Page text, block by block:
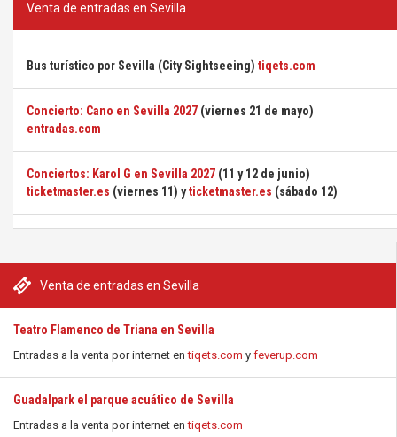
Venta de entradas en Sevilla
Teatro Flamenco de Triana en Sevilla
Entradas a la venta por internet entiqets.com y feverup.com
Guadalpark el parque acuático de Sevilla
Entradas a la venta por internet entiqets.com
Venta de entradas en Sevilla
Bus turístico por Sevilla (City Sightseeing) tiqets.com
Concierto: Cano en Sevilla 2027 (viernes 21 de mayo)
entradas.com
Conciertos: Karol G en Sevilla 2027 (11 y 12 de junio)
ticketmaster.es (viernes 11) yticketmaster.es (sábado 12)